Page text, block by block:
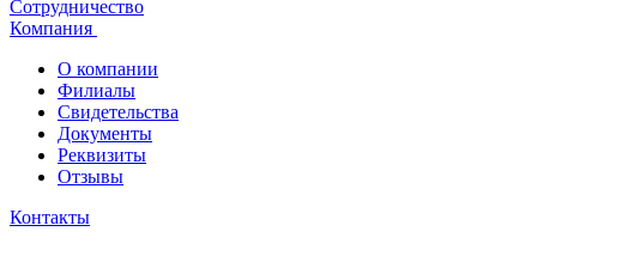
Сотрудничество
Компания
О компании
Филиалы
Свидетельства
Документы
Реквизиты
Отзывы
Контакты